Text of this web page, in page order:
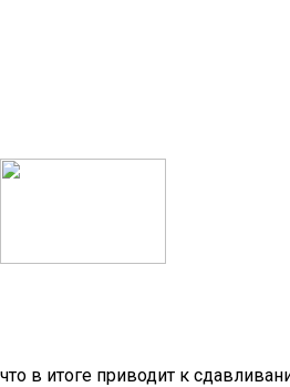
в итоге приводит к